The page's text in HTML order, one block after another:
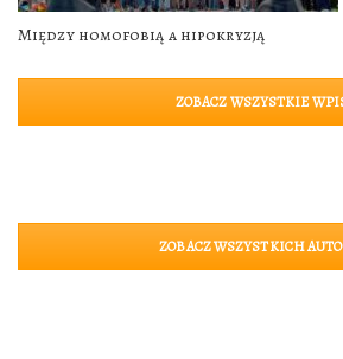
Między homofobią a hipokryzją
ZOBACZ WSZYSTKIE
ZOBACZ WSZYSTKICH